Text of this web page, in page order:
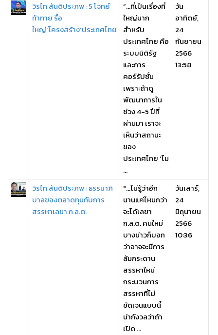
วิรไท สันติประภพ : 5 โจทย์
ท้าทาย รื้อ
ใหญ่‘โครงสร้าง’ประเทศไทย
“…ที่เป็นเรื่องที่
ใหญ่มาก
สำหรับ
ประเทศไทย คือ
ระบบนิติรัฐ
และการ
คอร์รัปชั่น
เพราะถ้าดู
พัฒนาการใน
ช่วง 4-5 ปีที่
ผ่านมา เราจะ
เห็นว่าสถานะ
ของ
ประเทศไทย ‘ไม
...
วัน
อาทิตย์,
24
กันยายน
2566
13:58
วิรไท สันติประภพ : ธรรมาภิ
บาลของตลาดทุนกับการ
สรรหาเลขา ก.ล.ต.
"...ไม่รู้ว่าอีก
นานแค่ไหนกว่า
จะได้เลขา
ก.ล.ต.​ คนใหม่
บางข่าวก็บอก
ว่าอาจจะมีการ
ล้มกระดาน
สรรหาใหม่
กระบวนการ
สรรหาที่ไม่
ชัดเจนแบบนี้
น่ากังวลว่าถ้า
เปิด ...
วันเสาร์,
24
มิถุนายน
2566
10:36